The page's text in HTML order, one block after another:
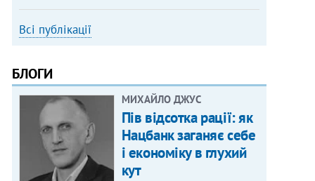
Всі публікації
БЛОГИ
МИХАЙЛО ДЖУС
Пів відсотка рації: як
Нацбанк заганяє себе
і економіку в глухий
кут